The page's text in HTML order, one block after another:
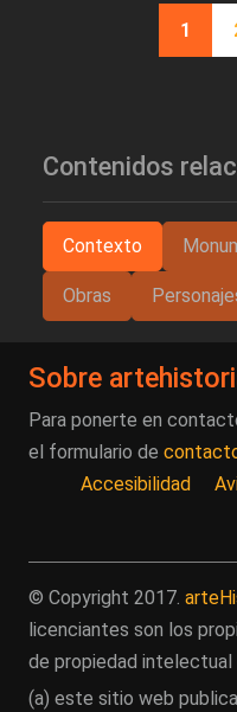
Paginación1
Contenidos
Contexto
Obras
Sobre
Para ponerte en
el formulario de
Accesibilidad
© Copyright 2017.
licenciantes son los
de propiedad intelectual
(a) este sitio web